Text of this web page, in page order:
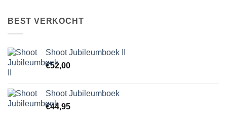
BEST VERKOCHT
Shoot Jubileumboek II
€52,00
Shoot Jubileumboek
€44,95